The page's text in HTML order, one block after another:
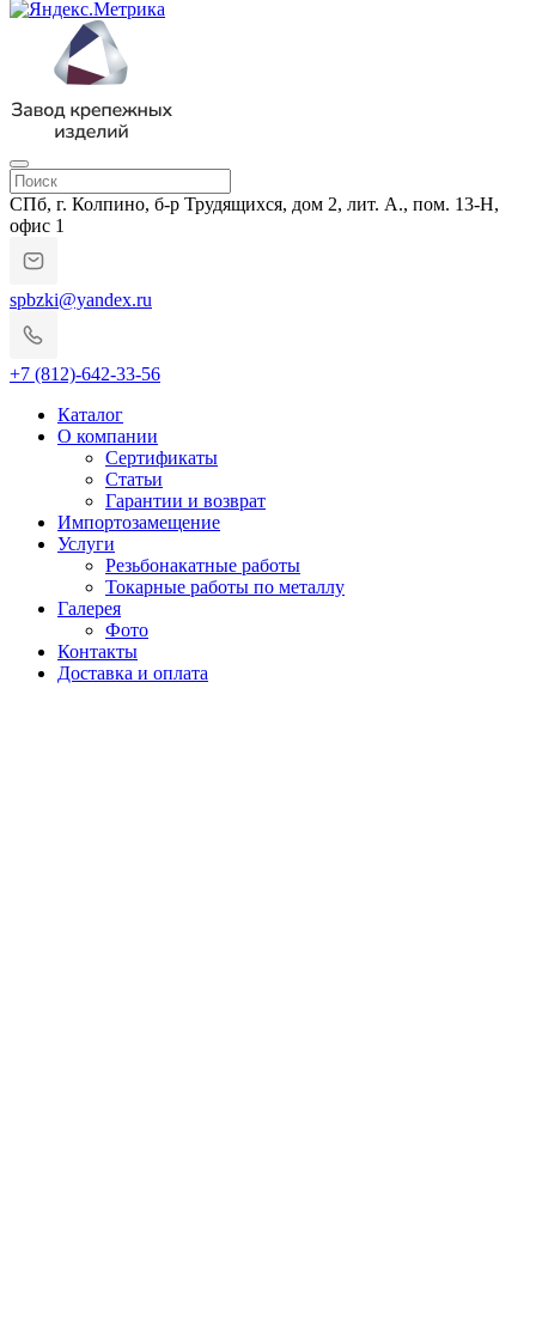
СПб, г. Колпино, б-р Трудящихся, дом 2, лит. А., пом. 13-Н,
офис 1
spbzki@yandex.ru
+7 (812)-642-33-56
Каталог
О компании
Сертификаты
Статьи
Гарантии и возврат
Импортозамещение
Услуги
Резьбонакатные работы
Токарные работы по металлу
Галерея
Фото
Контакты
Доставка и оплата